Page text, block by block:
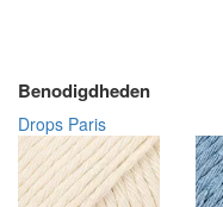
Benodigdheden
Drops Paris